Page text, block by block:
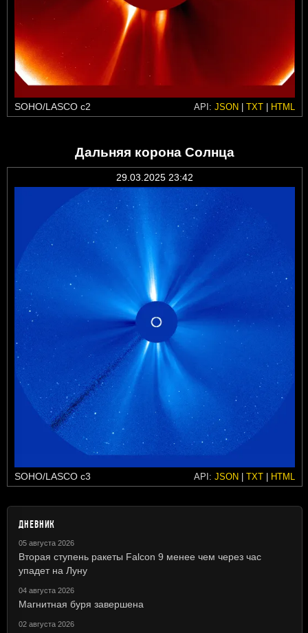
SOHO/LASCO c2 API: JSON | TXT | HTML
Дальняя корона Солнца
29.03.2025 23:42
SOHO/LASCO c3 API: JSON | TXT | HTML
ДНЕВНИК
05 августа 2026
Вторая ступень ракеты Falcon 9 менее чем через час
упадет на Луну
04 августа 2026
Магнитная буря завершена
02 августа 2026